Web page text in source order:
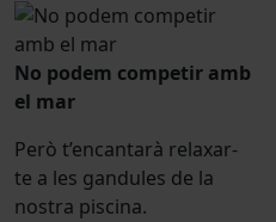
No podem competir amb
el mar
Però t’encantarà relaxar-
te a les gandules de la
nostra piscina.